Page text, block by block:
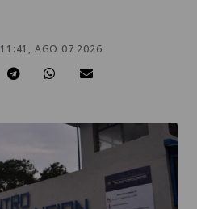
11:41, AGO 07 2026